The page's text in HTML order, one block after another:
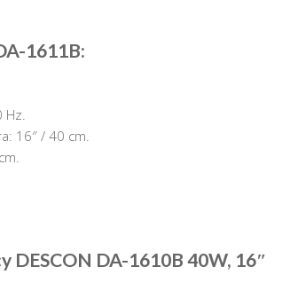
1611B:
16″ / 40 cm.
DA-1610B 40W, 16″